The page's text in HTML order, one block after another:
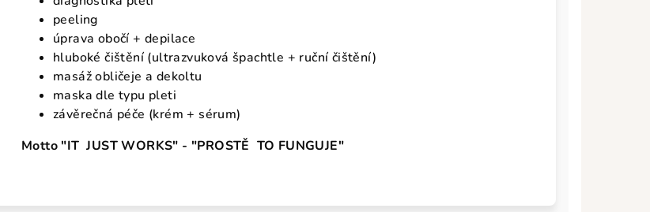
peeling
úprava obočí + depilace
hluboké čištění (ultrazvuková špachtle + ruční čištění)
masáž obličeje a dekoltu
maska dle typu pleti
závěrečná péče (krém + sérum)
Motto "IT JUST WORKS" - "PROSTĚ TO FUNGUJE"